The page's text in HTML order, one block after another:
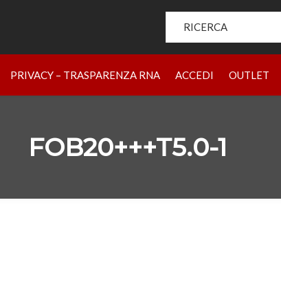
PRIVACY – TRASPARENZA RNA ACCEDI OUTLET
HOME PRODOTTI CHI SIAMO BRAND
FOB20+++T5.0-1